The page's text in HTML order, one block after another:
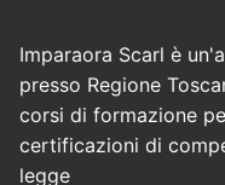
Imparaora Scarl è
presso Regione
corsi di formazione
certificazioni di
legge